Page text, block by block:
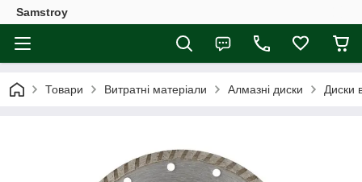
Samstroy
Товари Витратні матеріали Алмазні диски Диски